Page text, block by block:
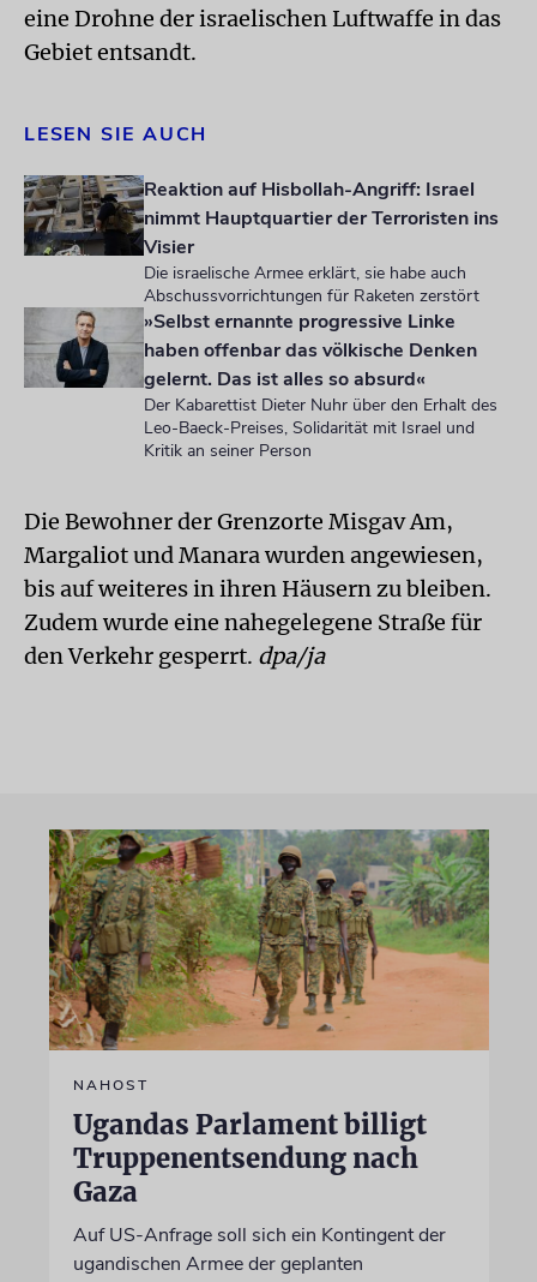
eine Drohne der israelischen Luftwaffe in das
Gebiet entsandt.
LESEN SIE AUCH
Reaktion auf Hisbollah-Angriff: Israel
nimmt Hauptquartier der Terroristen ins
Visier
Die israelische Armee erklärt, sie habe auch
Abschussvorrichtungen für Raketen zerstört
»Selbst ernannte progressive Linke
haben offenbar das völkische Denken
gelernt. Das ist alles so absurd«
Der Kabarettist Dieter Nuhr über den Erhalt des
Leo-Baeck-Preises, Solidarität mit Israel und
Kritik an seiner Person
Die Bewohner der Grenzorte Misgav Am,
Margaliot und Manara wurden angewiesen,
bis auf weiteres in ihren Häusern zu bleiben.
Zudem wurde eine nahegelegene Straße für
den Verkehr gesperrt. dpa/ja
NAHOST
Ugandas Parlament billigt
Truppenentsendung nach
Gaza
Auf US-Anfrage soll sich ein Kontingent der
ugandischen Armee der geplanten